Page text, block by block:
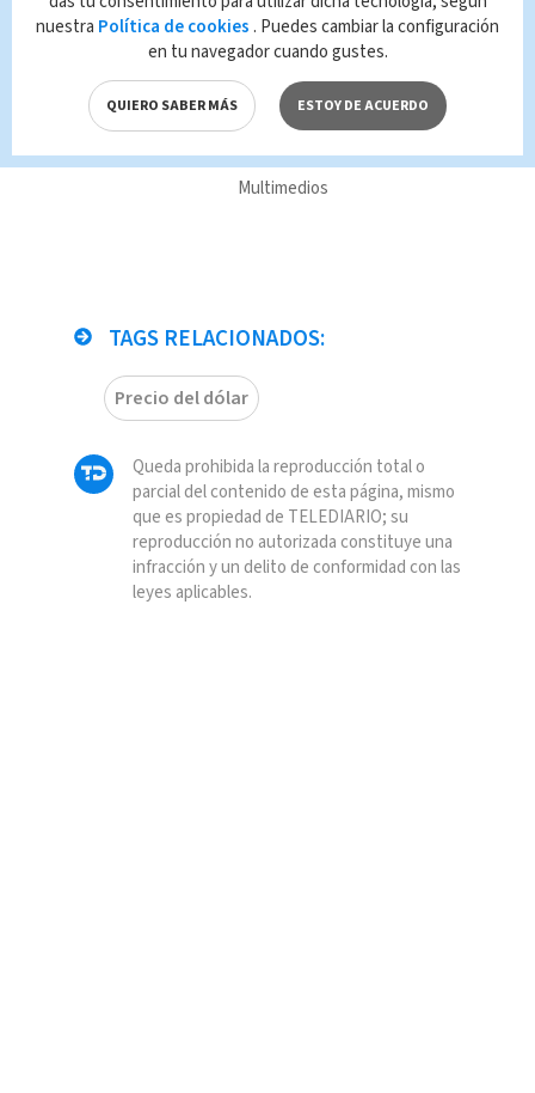
País recibe el tercer
tracto de vacunas
de la donación de
EEUU
Nacional Redacción
Multimedios
TAGS RELACIONADOS:
Precio del dólar
Queda prohibida la reproducción total o
parcial del contenido de esta página, mismo
que es propiedad de TELEDIARIO; su
reproducción no autorizada constituye una
infracción y un delito de conformidad con las
leyes aplicables.
nuestra Política de cookies . Puedes cambiar la configuración
en tu navegador cuando gustes.
QUIERO SABER MÁS ESTOY DE ACUERDO